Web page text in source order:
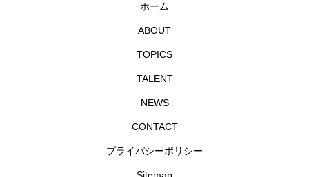
ホーム
ABOUT
TOPICS
TALENT
NEWS
CONTACT
プライバシーポリシー